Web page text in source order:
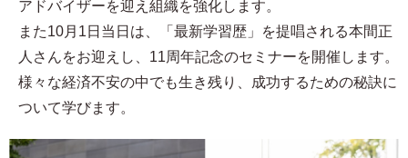
アドバイザーを迎え組織を強化します。
また10月1日当日は、「最新学習歴」を提唱される本間正
人さんをお迎えし、11周年記念のセミナーを開催します。
様々な経済不安の中でも生き残り、成功するための秘訣に
ついて学びます。